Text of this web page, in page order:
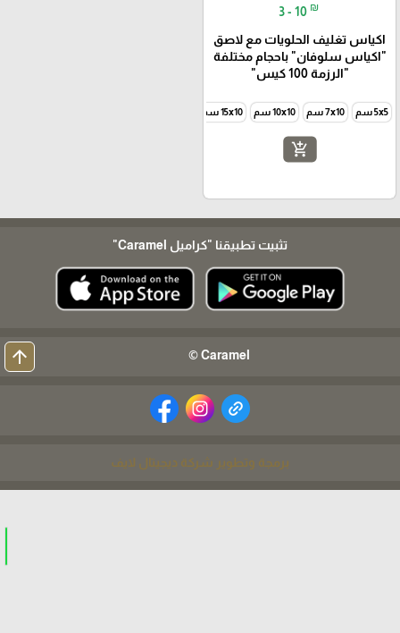
3 - 10 ₪
اكياس تغليف الحلويات مع لاصق
"اكياس سلوفان" باحجام مختلفة
"الرزمة 100 كيس"
5x5 سم 7x10 سم 10x10 سم 15x10 سم
add_shopping_cart
تثبيت تطبيقنا "كراميل Caramel"
Caramel ©
arrow_upward
برمجة وتطوير شركة ديجيتال لايف